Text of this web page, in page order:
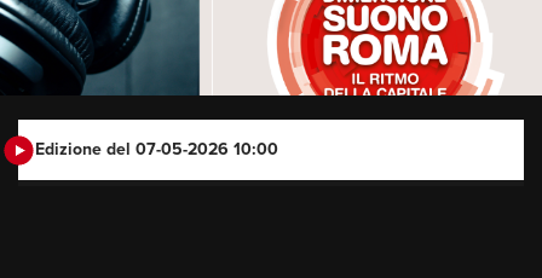
Edizione del 07-05-2026 10:00